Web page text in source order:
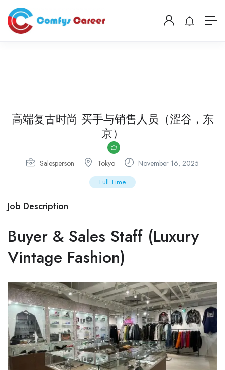
高端复古时尚 买手与销售人员（涩谷，东
京）
Salesperson Tokyo November 16, 2025
Full Time
Job Description
Buyer & Sales Staff (Luxury
Vintage Fashion)